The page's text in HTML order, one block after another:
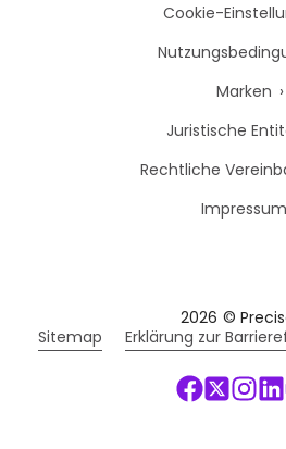
Cookie-
Marken
Juristische
Rechtliche
Impressum
2026 ©
Sitemap
Erklärung zur